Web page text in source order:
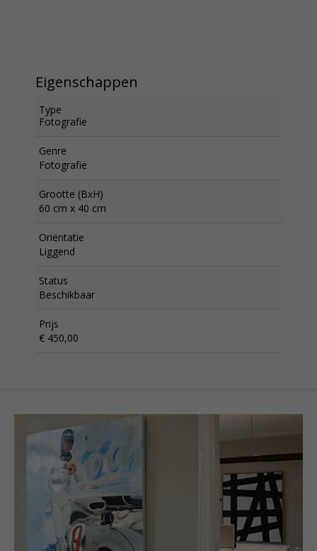
Eigenschappen
Type
Fotografie
Genre
Fotografie
Grootte (BxH)
60 cm x 40 cm
Oriëntatie
Liggend
Status
Beschikbaar
Prijs
€ 450,00